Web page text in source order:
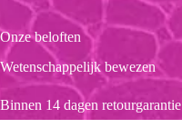
Onze beloften
Wetenschappelijk bewezen
Binnen 14 dagen retourgarantie